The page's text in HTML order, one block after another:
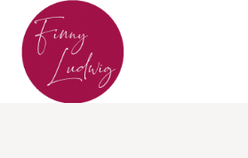
Inhalt
springen